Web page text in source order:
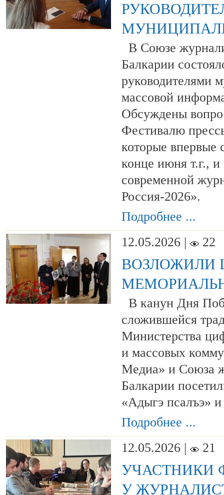
В Союзе
Балкарии
руководителями
массовой
Обсуждены
Фестивалю
которые впервые
конце июня т.г.,
современной
Россия-2026».
Подробнее ...
12.05.2026 |
22
ВОЗЛОЖИЛИ
В канун Дня
сложившейся
Министерства
и массовых
Медиа» и Союза
Балкарии
«Адыгэ псалъэ»
Подробнее ...
12.05.2026 |
21
УЧАСТНИКИ
У